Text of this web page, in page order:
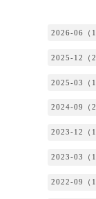
2026-06（1
2025-12（2
2025-03（1
2024-09（2
2023-12（1
2023-03（1
2022-09（1